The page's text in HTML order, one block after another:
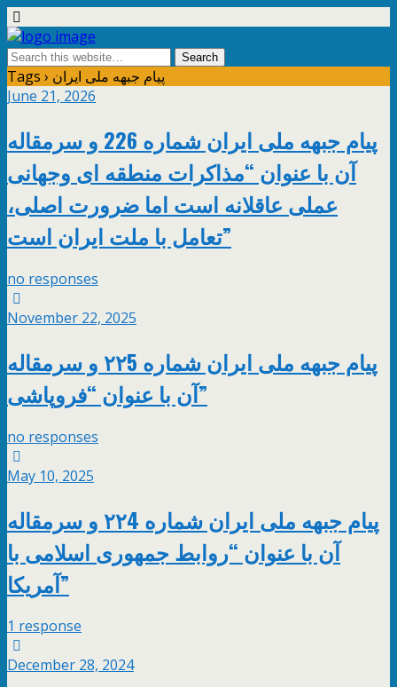
Tags › پیام جبهه ملی ایران
June 21, 2026
پیام جبهه ملی ایران شماره 226 و سرمقاله
آن با عنوان “مذاکرات منطقه ای وجهانی
عملی عاقلانه است اما ضرورت اصلی،
تعامل با ملت ایران است”
no responses
November 22, 2025
پیام جبهه ملی ایران شماره ۲۲5 و سرمقاله
آن با عنوان “فروپاشی”
no responses
May 10, 2025
پیام جبهه ملی ایران شماره ۲۲4 و سرمقاله
آن با عنوان “روابط جمهوری اسلامی با
آمریکا”
1 response
December 28, 2024